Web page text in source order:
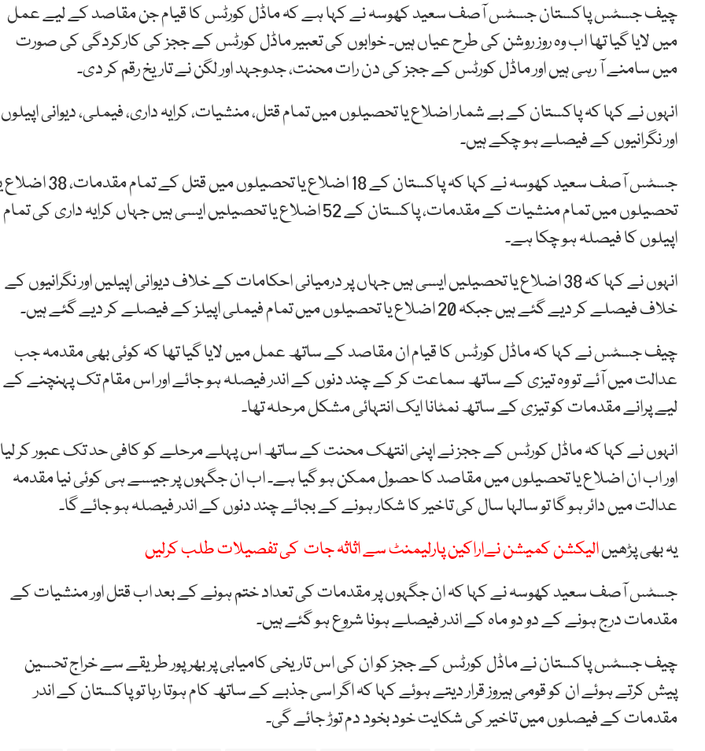
چیف جسٹس پاکستان جسٹس آصف سعید کھوسہ نے کہا ہے کہ ماڈل کورٹس کا قیام جن مقاصد کے لیے عمل
میں لایا گیا تھا اب وہ روز روشن کی طرح عیاں ہیں۔ خوابوں کی تعبیر ماڈل کورٹس کے ججز کی کارکردگی کی صورت
میں سامنے آ رہی ہیں اور ماڈل کورٹس کے ججز کی دن رات محنت، جدوجہد اور لگن نے تاریخ رقم کر دی۔
انہوں نے کہا کہ پاکستان کے بے شمار اضلاع یا تحصیلوں میں تمام قتل، منشیات، کرایہ داری، فیملی، دیوانی اپیلوں
اور نگرانیوں کے فیصلے ہو چکے ہیں۔
جسٹس آصف سعید کھوسہ نے کہا کہ پاکستان کے 18 اضلاع یا تحصیلوں میں قتل کے
تحصیلوں میں تمام منشیات کے مقدمات، پاکستان کے 52 اضلاع یا تحصیلیں ایسی ہیں جہاں کرایہ داری کی تمام
اپیلوں کا فیصلہ ہو چکا ہے۔
انہوں نے کہا کہ 38 اضلاع یا تحصیلیں ایسی ہیں جہاں پر درمیانی احکامات کے خلاف دیوانی اپیلیں اور نگرانیوں کے
خلاف فیصلے کر دیے گئے ہیں جبکہ 20 اضلاع یا تحصیلوں میں تمام فیملی اپیلز کے فیصلے کر دیے گئے ہیں۔
چیف جسٹس نے کہا کہ ماڈل کورٹس کا قیام ان مقاصد کے ساتھ عمل میں لایا گیا تھا کہ کوئی بھی مقدمہ جب
عدالت میں آئے تو وہ تیزی کے ساتھ سماعت کر کے چند دنوں کے اندر فیصلہ ہو جائے اور اس مقام تک پہنچنے کے
لیے پرانے مقدمات کو تیزی کے ساتھ نمٹانا ایک انتہائی مشکل مرحلہ تھا۔
انہوں نے کہا کہ ماڈل کورٹس کے ججز نے اپنی انتھک محنت کے ساتھ اس پہلے مرحلے کو کافی حد تک عبور کر لیا
اور اب ان اضلاع یا تحصیلوں میں مقاصد کا حصول ممکن ہو گیا ہے۔ اب ان جگہوں پر جیسے ہی کوئی نیا مقدمہ
عدالت میں دائر ہو گا تو سالہا سال کی تاخیر کا شکار ہونے کے بجائے چند دنوں کے اندر فیصلہ ہو جائے گا۔
یہ بھی پڑھیںالیکشن کمیشن نےاراکین پارلیمنٹ سے اثاثہ جات کی تفصیلات طلب کرلیں
جسٹس آصف سعید کھوسہ نے کہا کہ ان جگہوں پر مقدمات کی تعداد ختم ہونے کے بعد اب قتل اور منشیات کے
مقدمات درج ہونے کے دو دو ماہ کے اندر فیصلے ہونا شروع ہو گئے ہیں۔
چیف جسٹس پاکستان نے ماڈل کورٹس کے ججز کو ان کی اس تاریخی کامیابی پر بھرپور طریقے سے خراج تحسین
پیش کرتے ہوئے ان کو قومی ہیروز قرار دیتے ہوئے کہا کہ اگر اسی جذبے کے ساتھ کام ہوتا رہا تو پاکستان کے اندر
مقدمات کے فیصلوں میں تاخیر کی شکایت خود بخود دم توڑ جائے گی۔